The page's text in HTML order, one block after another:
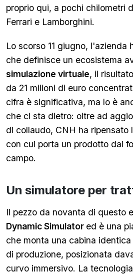
proprio qui, a pochi chilometri
Ferrari e Lamborghini.
Lo scorso 11 giugno, l'azienda
che definisce un ecosistema
simulazione virtuale, il
da 21 milioni di euro
cifra è significativa, ma lo è
che ci sta dietro: oltre ad
di collaudo, CNH ha ripensato
con cui porta un prodotto dai
campo.
Un simulatore per
Il pezzo da novanta di questo
Dynamic Simulator ed è una
che monta una cabina
di produzione, posizionata
curvo immersivo. La